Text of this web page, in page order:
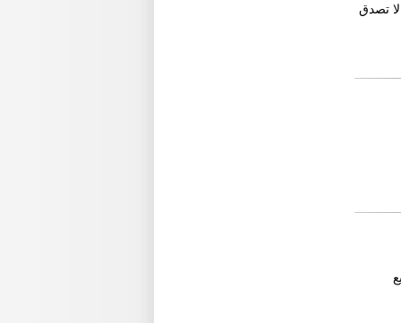
بوصة ــ60 بوصة وباسعار لا تصدق